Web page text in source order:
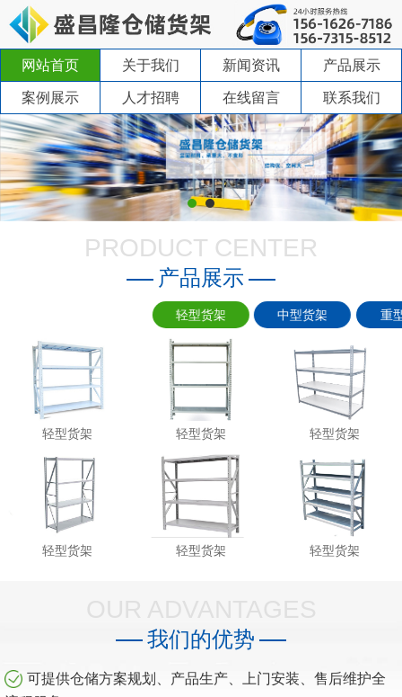
网站首页 关于我们 新闻资讯 产品展示
案例展示 人才招聘 在线留言 联系我们
PRODUCT CENTER
产品展示
轻型货架 中型货架 重
轻型货架 轻型货架 轻型货架
轻型货架 轻型货架 轻型货架
我们的优势
可提供仓储方案规划、产品生产、上门安装、售后维护全